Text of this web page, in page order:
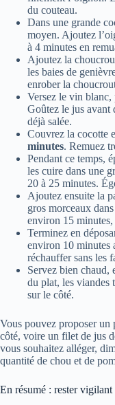
du couteau.
Dans une grande
moyen. Ajoutez
à 4 minutes en
Ajoutez la
les baies de
enrober la
Versez le vin
Goûtez le jus avant
déjà salée.
Couvrez la cocotte
minutes. Remuez
Pendant ce temps,
les cuire dans une
20 à 25 minutes.
Ajoutez ensuite la
gros morceaux
environ 15
Terminez en
environ 10 minutes
réchauffer sans les
Servez bien chaud,
du plat, les viandes
sur le côté.
Vous pouvez proposer un
côté, voire un filet de jus
vous souhaitez alléger,
quantité de chou et de
En résumé : rester vigilant